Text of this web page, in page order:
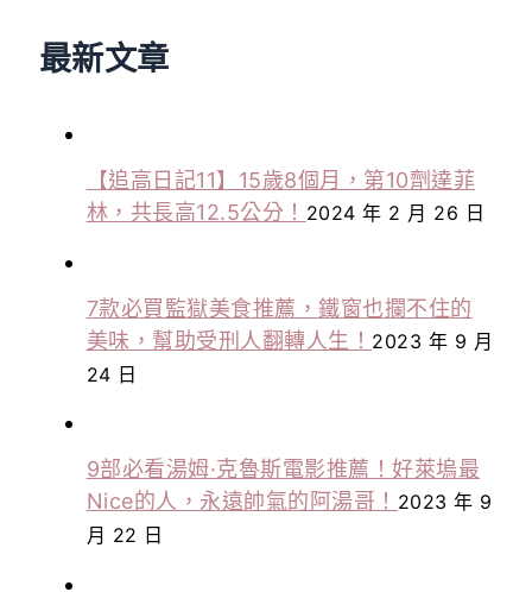
最新文章
【追高日記11】15歲8個月，第10劑達菲
林，共長高12.5公分！ 2024 年 2 月 26 日
7款必買監獄美食推薦，鐵窗也攔不住的
美味，幫助受刑人翻轉人生！ 2023 年 9 月
24 日
9部必看湯姆·克魯斯電影推薦！好萊塢最
Nice的人，永遠帥氣的阿湯哥！ 2023 年 9
月 22 日